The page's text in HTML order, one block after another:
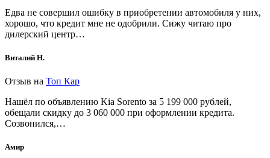
Едва не совершил ошибку в приобретении автомобиля у них,
хорошо, что кредит мне не одобрили. Сижу читаю про
дилерский центр…
Виталий Н.
Отзыв на Топ Кар
Нашёл по объявлению Kia Sorento за 5 199 000 рублей,
обещали скидку до 3 060 000 при оформлении кредита.
Созвонился,…
Амир